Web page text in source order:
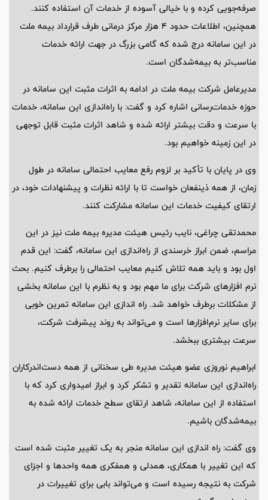
صرفه‌جویی کرده و با خیالی آسوده از خدمات آن استفاده کنند.
همچنین، اطلاعات حدود ۴ هزار مرکز درمانی طرف قرارداد بیمه ملت
در این سامانه درج شده که گامی بزرگ در جهت ارائه خدمات
مناسب‌تر به بیمه‌شدگان است.
مدیرعامل شرکت بیمه ملت در ادامه به اثرات مثبت این سامانه در
حوزه خدمات‌رسانی اشاره کرد و گفت: با راه‌اندازی این سامانه، خدمات
با سرعت‌ و دقت بیشتر ارائه شده و شاهد اثرات مثبت قابل توجهی
در این زمینه خواهیم بود.
وی در پایان با تأکید بر لزوم رفع معایب احتمالی سامانه در طول
زمان، از همه ذینفعان خواست تا با ارائه نظرات و پیشنهادات خود، در
ارتقای کیفیت خدمات این سامانه مشارکت کنند.
محمدتقی چراغی، نایب رئیس هیئت مدیره بیمه ملت نیز در این
مراسم، ضمن ابراز خرسندی از راه‌اندازی این سامانه، گفت: این قدم
اول بود و باید همه تلاش کنیم معایب احتمالی را برطرف کنیم. بحث
نرم افزارهای شرکت برای ما مهم بود و به نظرم با این سامانه بخشی
از مشکلات برطرف خواهد شد. راه اندازی این سامانه تمرین خوبی
برای سایر نرم‌افزارها است و می‌تواند به روند پیشرفت شرکت،
سرعت بیشتری ببخشد.
ابراهیم نوروزی عضو هیئت مدیره طی سخنانی از همه دست‌اندرکاران
راه‌اندازی این سامانه تقدیر و تشکر کرد و ابراز امیدواری کرد که با
استفاده از این سامانه، شاهد ارتقای سطح خدمات ارائه شده به
بیمه‌شدگان باشیم.
وی گفت: راه اندازی این سامانه منجر به یک تغییر مثبت شده است
که این تغییر با همکاری، همدلی و همفکری همه واحدها و اجزای
شرکت به نتیجه رسیده است و می‌تواند بابی برای تغییرات در